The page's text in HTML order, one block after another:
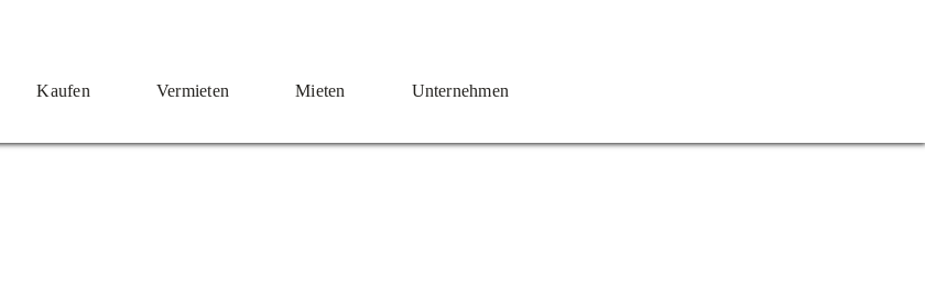
Kaufen Vermieten Mieten Unternehmen